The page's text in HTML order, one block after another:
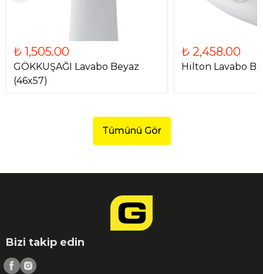
₺ 1,505.00
GÖKKUŞAĞI Lavabo Beyaz
(46x57)
₺ 2,458.00
Hilton Lavabo
Tümünü Gör
Bizi takip edin